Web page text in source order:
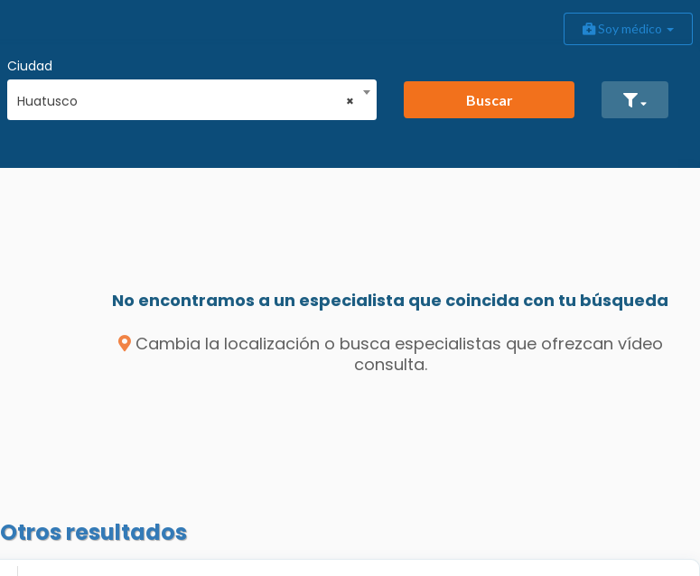
Soy médico
Ciudad
×
Huatusco Buscar
No encontramos a un especialista que coincida con tu búsqueda
Cambia la localización o busca especialistas que ofrezcan vídeo
consulta.
Otros resultados